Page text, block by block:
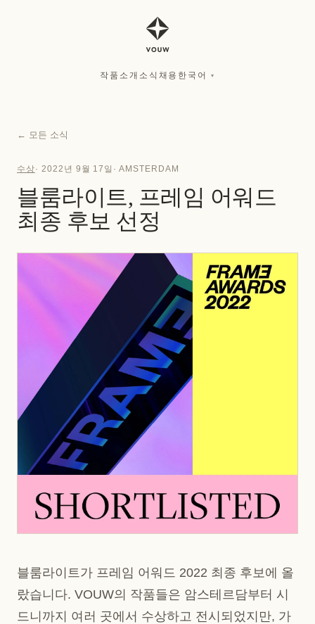
작품 소개 소식 채용 한국어 ▾
← 모든 소식
수상· 2022년 9월 17일 ·AMSTERDAM
블룸라이트, 프레임 어워드
최종 후보 선정
블룸라이트가 프레임 어워드 2022 최종 후보에 올
랐습니다. VOUW의 작품들은 암스테르담부터 시
드니까지 여러 곳에서 수상하고 전시되었지만, 가